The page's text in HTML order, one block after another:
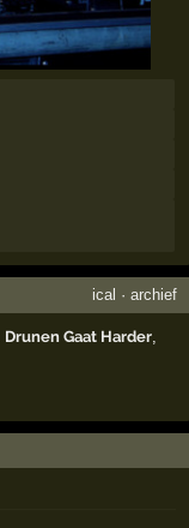
ical · archief
Drunen Gaat Harder